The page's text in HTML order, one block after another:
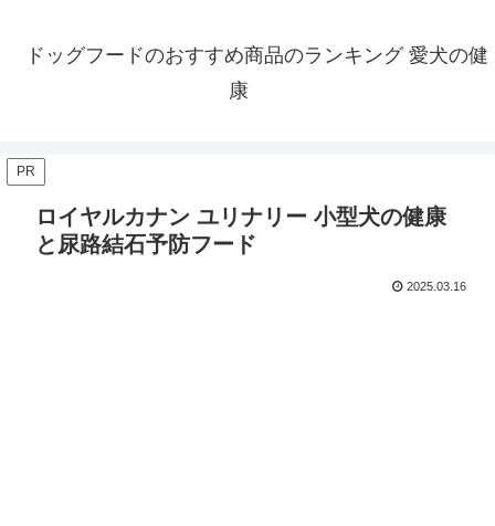
ドッグフードのおすすめ商品のランキング 愛犬の健
康
PR
ロイヤルカナン ユリナリー 小型犬の健康
と尿路結石予防フード
2025.03.16